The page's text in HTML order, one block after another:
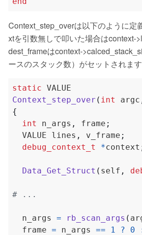
Context_step_overは以下のように定
xtを引数無しで叩いた場合はcontext-
dest_frameはcontext-
ースのスタック数）がセットされます
static
Context_step_over ( int argc
{
int
n_args , frame ;
  VALUE lines
, v_frame ;
debug_context_t
*context
Data_Get_Struct ( self ,
  n_args
= rb_scan_args (
  frame
= n_args == 1 ? 0